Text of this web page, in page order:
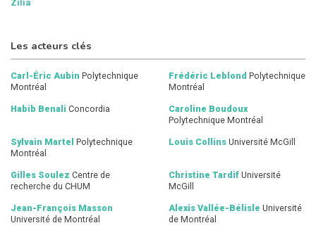
le soutien financier du
dugouvernement du Canada, du secteur privé et de
entre la recherche et l’industrie.
Optech(CCTT):
Optech est un Centre collégial de transfert
technologique (CCTT), fait partie d’une solide base d’expertise
en optique au Québec qui est mise à la disposition de
l’industrie pour lui offrir un avantage technologique sur ses
concurrents.
Zilia
Les acteurs clés
Carl-Éric Aubin Polytechnique
Montréal
Frédéric Leblond Polytechnique
Montréal
Habib Benali Concordia
Caroline Boudoux
Polytechnique Montréal
Sylvain Martel Polytechnique
Montréal
Louis Collins Université McGill
Gilles Soulez Centre de
recherche du CHUM
Christine Tardif Université
McGill
Jean-François Masson
Université de Montréal
Alexis Vallée-Bélisle Université
de Montréal